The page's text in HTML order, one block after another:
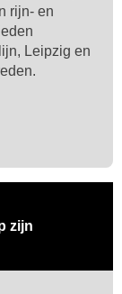
rijn- en
Leipzig en
zijn